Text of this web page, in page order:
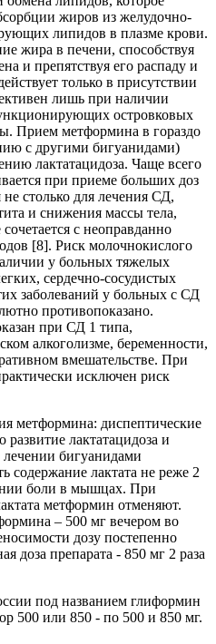
жиров из желудочно-
липидов в плазме крови.
жира в печени, способствуя
и препятствуя его распаду и
только в присутствии
лишь при наличии
островковых
Прием метформина в гораздо
с другими бигуанидами)
лактатацидоза. Чаще всего
при приеме больших доз
столько для лечения СД,
и снижения массы тела,
с неоправданно
[8]. Риск молочнокислого
у больных тяжелых
сердечно-сосудистых
заболеваний у больных с СД
противопоказано.
при СД 1 типа,
алкоголизме, беременности,
вмешательстве. При
исключен риск
метформина: диспептические
лактатацидоза и
бигуанидами
содержание лактата не реже 2
боли в мышцах. При
метформин отменяют.
– 500 мг вечером во
дозу постепенно
доза препарата - 850 мг 2 раза
под названием глиформин
500 или 850 - по 500 и 850 мг.